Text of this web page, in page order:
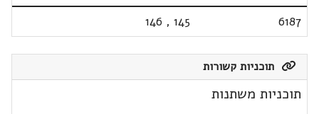
6187
145
,
146
תוכניות קשורות
תוכניות משתנות